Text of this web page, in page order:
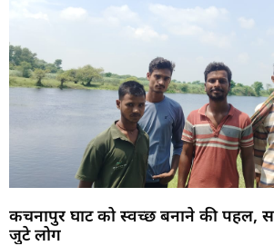
कचनापुर घाट को स्वच्छ बनाने की पहल,
जुटे लोग